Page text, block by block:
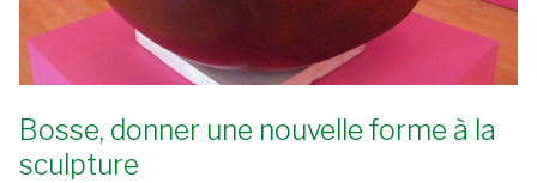
Bosse, donner une nouvelle forme à la
sculpture